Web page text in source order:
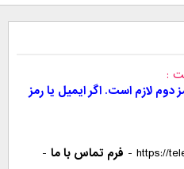
دوم لازم است. اگر ایمیل یا رمز
https://
- فرم تماس با ما -